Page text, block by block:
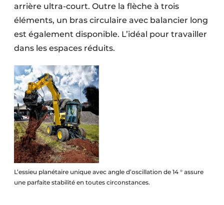
arrière ultra-court. Outre la flèche à trois
éléments, un bras circulaire avec balancier long
est également disponible. L’idéal pour travailler
dans les espaces réduits.
L’essieu planétaire unique avec angle d’oscillation de 14 ° assure
une parfaite stabilité en toutes circonstances.